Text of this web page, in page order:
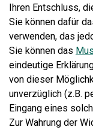
Ihren Entschluss,
Sie können dafür
verwenden, das
Sie können das
eindeutige
von dieser
unverzüglich (z.B.
Eingang eines
Zur Wahrung der